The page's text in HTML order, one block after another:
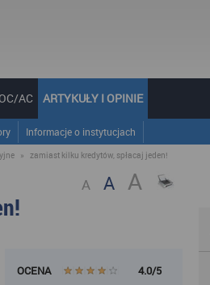
AC ARTYKUŁY I OPINIE
Informacje o instytucjach
» zamiast kilku kredytów, spłacaj jeden!
A A A
OCENA 4.0/5